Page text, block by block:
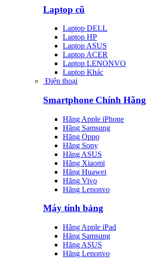
Laptop cũ
Laptop DELL
Laptop HP
Laptop ASUS
Laptop ACER
Laptop LENONVO
Laptop Khác
Điện thoại
Smartphone Chính Hãng
Hãng Apple iPhone
Hãng Samsung
Hãng Oppo
Hãng Sony
Hãng ASUS
Hãng Xiaomi
Hãng Huawei
Hãng Vivo
Hãng Lenonvo
Máy tính bảng
Hãng Apple iPad
Hãng Samsung
Hãng ASUS
Hãng Lenonvo